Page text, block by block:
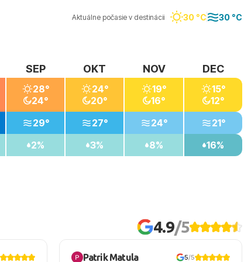
Aktuálne počasie v destinácii 30 °C 30 °C
SEP
28°
24°
29°
2%
OKT
24°
20°
27°
3%
NOV
19°
16°
24°
8%
DEC
15°
12°
21°
16%
4.9/5
Patrik Matula 5/5